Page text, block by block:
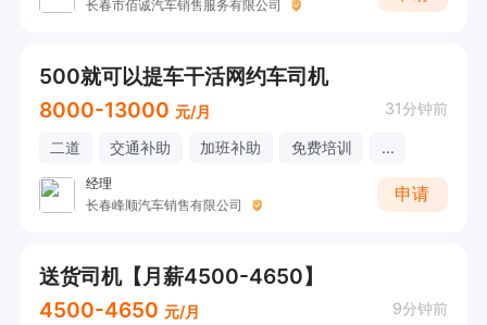
长春市佰诚汽车销售服务有限公司
500就可以提车干活网约车司机
8000-13000 元/月 31分钟前
二道 交通补助 加班补助 免费培训 ...
经理
长春峰顺汽车销售有限公司
申请
送货司机【月薪4500-4650】
4500-4650 元/月 9分钟前